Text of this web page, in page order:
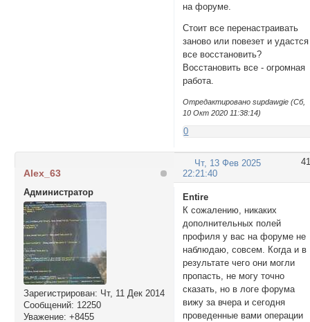
на форуме.
Стоит все перенастраивать
заново или повезет и удастся
все восстановить?
Восстановить все - огромная
работа.
Отредактировано supdawgie (Сб,
10 Окт 2020 11:38:14)
0
41
Чт, 13 Фев 2025
22:21:40
Alex_63
Администратор
Зарегистрирован: Чт, 11 Дек 2014
Сообщений: 12250
Уважение: +8455
Entire
К сожалению, никаких
дополнительных полей
профиля у вас на форуме не
наблюдаю, совсем. Когда и в
результате чего они могли
пропасть, не могу точно
сказать, но в логе форума
вижу за вчера и сегодня
проведенные вами операции